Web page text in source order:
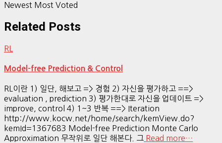
Newest Most Voted
Related Posts
RL
Model-free Prediction & Control
RL이란 1) 일단, 해보고 => 경험 2) 자신을 평가하고 ==>
evaluation , prediction 3) 평가한대로 자신을 업데이트 =>
improve, control 4) 1~3 반복 ==> Iteration
http://www.kocw.net/home/search/kemView.do?
kemId=1367683 Model-free Prediction Monte Carlo
Approximation 무작위로 일단 해본다. 그 Read more…